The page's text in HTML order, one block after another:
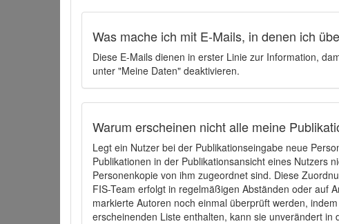
Was mache ich mit E-Mails, in denen ich
Diese E-Mails dienen in erster Linie zur Information,
unter "Meine Daten" deaktivieren.
Warum erscheinen nicht alle meine
Legt ein Nutzer bei der Publikationseingabe neue
Publikationen in der Publikationsansicht eines Nutzers
Personenkopie von ihm zugeordnet sind. Diese
FIS-Team erfolgt in regelmäßigen Abständen oder auf
markierte Autoren noch einmal überprüft werden,
erscheinenden Liste enthalten, kann sie unverändert